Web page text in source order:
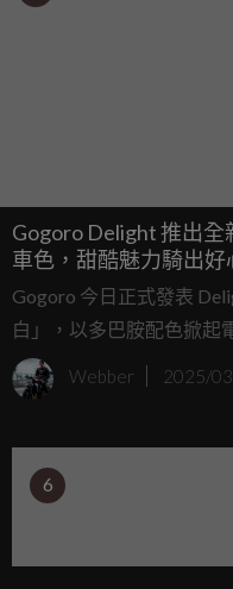
Gogoro Delight 推出
車色，甜酷魅力騎出好
Gogoro 今日正式發表
白」，以多巴胺配色掀起
Delight 車系的貼心設計
外觀，讓騎士在街頭成為
Webber 2025/
6